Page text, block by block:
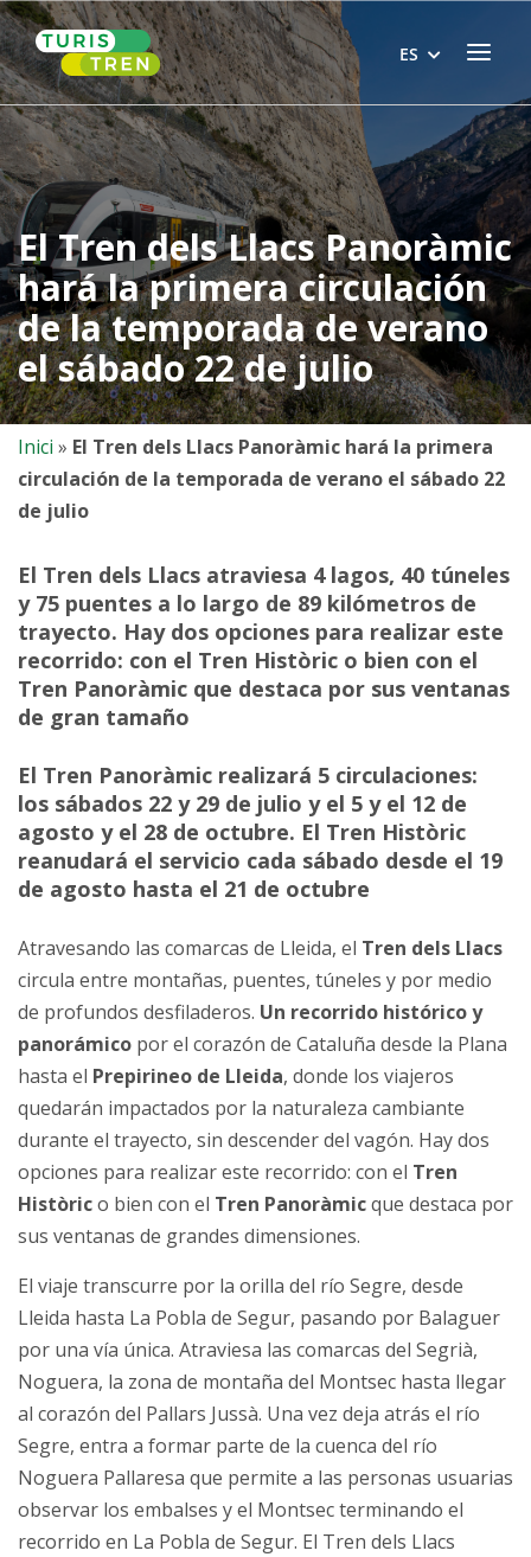
Skip
to
content
Home Menu
ES
El Tren dels Llacs Panoràmic
hará la primera circulación
de la temporada de verano
el sábado 22 de julio
Inici » El Tren dels Llacs Panoràmic hará la primera
circulación de la temporada de verano el sábado 22
de julio
El Tren dels Llacs atraviesa 4 lagos, 40 túneles
y 75 puentes a lo largo de 89 kilómetros de
trayecto. Hay dos opciones para realizar este
recorrido: con el Tren Històric o bien con el
Tren Panoràmic que destaca por sus ventanas
de gran tamaño
El Tren Panoràmic realizará 5 circulaciones:
los sábados 22 y 29 de julio y el 5 y el 12 de
agosto y el 28 de octubre. El Tren Històric
reanudará el servicio cada sábado desde el 19
de agosto hasta el 21 de octubre
Atravesando las comarcas de Lleida, el Tren dels Llacs
circula entre montañas, puentes, túneles y por medio
de profundos desfiladeros. Un recorrido histórico y
panorámico por el corazón de Cataluña desde la Plana
hasta el Prepirineo de Lleida, donde los viajeros
quedarán impactados por la naturaleza cambiante
durante el trayecto, sin descender del vagón. Hay dos
opciones para realizar este recorrido: con el Tren
Històrico bien con el Tren Panoràmicque destaca por
sus ventanas de grandes dimensiones.
El viaje transcurre por la orilla del río Segre, desde
Lleida hasta La Pobla de Segur, pasando por Balaguer
por una vía única. Atraviesa las comarcas del Segrià,
Noguera, la zona de montaña del Montsec hasta llegar
al corazón del Pallars Jussà. Una vez deja atrás el río
Segre, entra a formar parte de la cuenca del río
Noguera Pallaresa que permite a las personas usuarias
observar los embalses y el Montsec terminando el
recorrido en La Pobla de Segur. El Tren dels Llacs